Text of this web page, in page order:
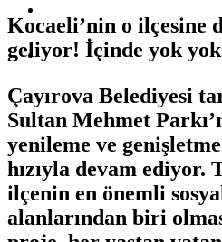
SAĞLIK
Kocaeli’nin o ilçesine
geliyor! İçinde yok yok
Çayırova Belediyesi
Sultan Mehmet
yenileme ve
hızıyla devam ediyor.
ilçenin en önemli
alanlarından biri